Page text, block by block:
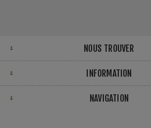
NOUS TROUVER
INFORMATION
NAVIGATION